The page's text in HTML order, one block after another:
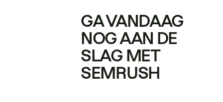
GA VANDAAG
NOG AAN DE
SLAG MET
SEMRUSH